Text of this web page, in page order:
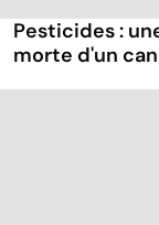
Pesticides :
morte d'un